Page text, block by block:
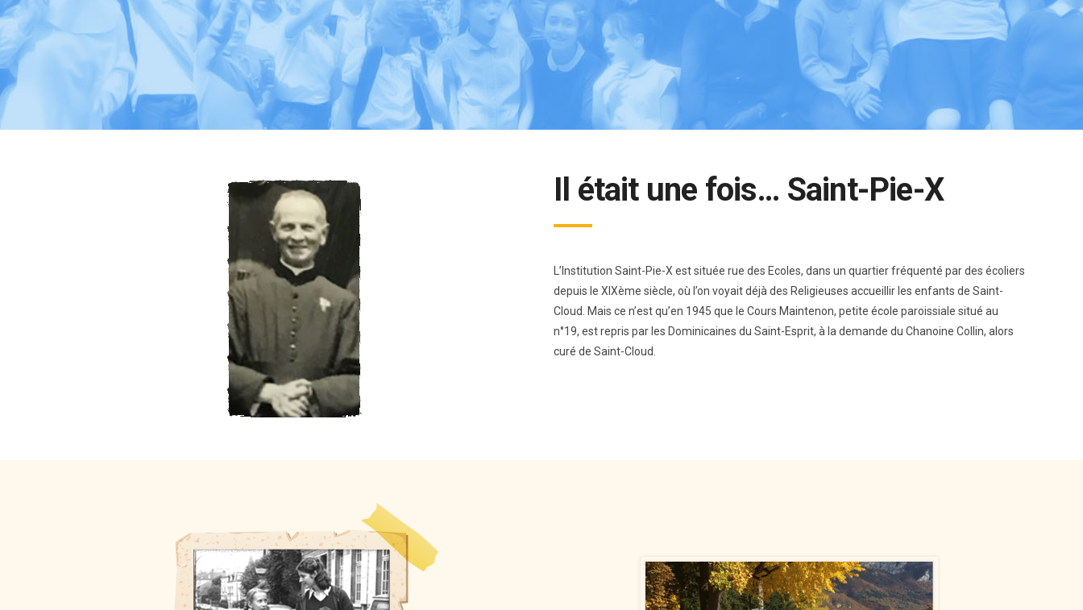
Il était une fois… Saint-Pie-X
L’Institution Saint-Pie-X est située rue des Ecoles, dans un quartier fréquenté par des écoliers
depuis le XIXème siècle, où l’on voyait déjà des Religieuses accueillir les enfants de Saint-
Cloud. Mais ce n’est qu’en 1945 que le Cours Maintenon, petite école paroissiale situé au
n°19, est repris par les Dominicaines du Saint-Esprit, à la demande du Chanoine Collin, alors
curé de Saint-Cloud.